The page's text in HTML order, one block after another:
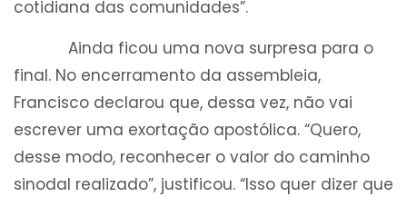
cotidiana das comunidades”.
Ainda ficou uma nova surpresa para o
final. No encerramento da assembleia,
Francisco declarou que, dessa vez, não vai
escrever uma exortação apostólica. “Quero,
desse modo, reconhecer o valor do caminho
sinodal realizado”, justificou. “Isso quer dizer que